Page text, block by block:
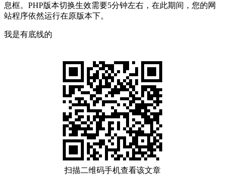
息框。PHP版本切换生效需要5分钟左右，在此期间，您的网
站程序依然运行在原版本下。
我是有底线的
扫描二维码手机查看该文章